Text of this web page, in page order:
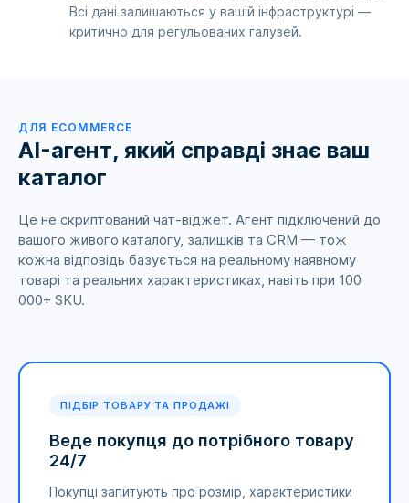
Всі дані залишаються у вашій інфраструктурі —
критично для регульованих галузей.
ДЛЯ ECOMMERCE
AI-агент, який справді знає ваш
каталог
Це не скриптований чат-віджет. Агент підключений до
вашого живого каталогу, залишків та CRM — тож
кожна відповідь базується на реальному наявному
товарі та реальних характеристиках, навіть при 100
000+ SKU.
ПІДБІР ТОВАРУ ТА ПРОДАЖІ
Веде покупця до потрібного товару
24/7
Покупці запитують про розмір, характеристики